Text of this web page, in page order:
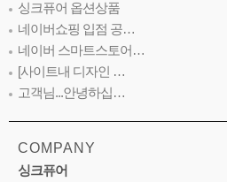
싱크퓨어 옵션상품
네이버쇼핑 입점 공…
네이버 스마트스토어…
[사이트내 디자인 …
고객님...안녕하십…
COMPANY
싱크퓨어